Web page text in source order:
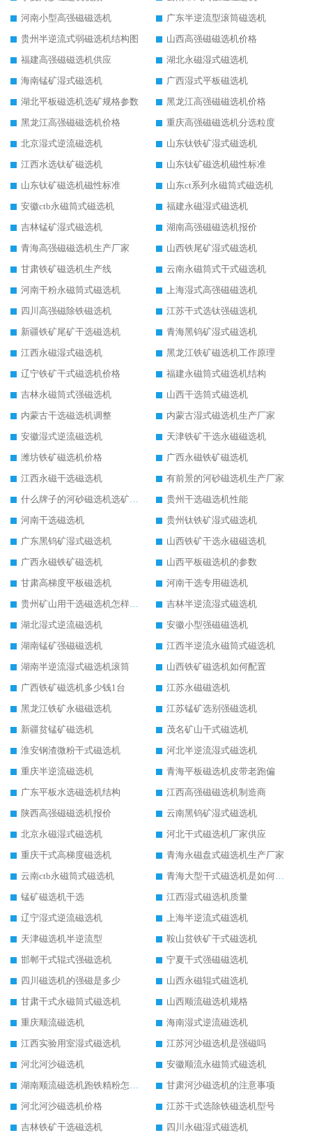
河南小型高强磁磁选机
广东半逆流型滚筒磁选机
贵州半逆流式弱磁选机结构图
山西高强磁磁选机价格
福建高强磁磁选机供应
湖北永磁湿式磁选机
海南锰矿湿式磁选机
广西湿式平板磁选机
湖北平板磁选机选矿规格参数
黑龙江高强磁磁选机价格
黑龙江高强磁磁选机价格
重庆高强磁磁选机分选粒度
北京湿式逆流磁选机
山东钛铁矿湿式磁选机
江西水选钛矿磁选机
山东钛矿磁选机磁性标准
山东钛矿磁选机磁性标准
山东ct系列永磁筒式磁选机
安徽ctb永磁筒式磁选机
福建永磁湿式磁选机
吉林锰矿湿式磁选机
湖南高强磁磁选机报价
青海高强磁磁选机生产厂家
山西铁尾矿湿式磁选机
甘肃铁矿磁选机生产线
云南永磁筒式干式磁选机
河南干粉永磁筒式磁选机
上海湿式高强磁磁选机
四川高强磁除铁磁选机
江苏干式选钛强磁选机
新疆铁矿尾矿干选磁选机
青海黑钨矿湿式磁选机
江西永磁湿式磁选机
黑龙江铁矿磁选机工作原理
辽宁铁矿干式磁选机价格
福建永磁筒式磁选机结构
吉林永磁筒式强磁选机
山西干选筒式磁选机
内蒙古干选磁选机调整
内蒙古湿式磁选机生产厂家
安徽湿式逆流磁选机
天津铁矿干选永磁磁选机
潍坊铁矿磁选机价格
广西永磁铁矿磁选机
江西永磁干选磁选机
有前景的河砂磁选机生产厂家
什么牌子的河砂磁选机选矿效果好
贵州干选磁选机性能
河南干选磁选机
贵州钛铁矿湿式磁选机
广东黑钨矿湿式磁选机
山西铁矿干选永磁磁选机
广西永磁铁矿磁选机
山西平板磁选机的参数
甘肃高梯度平板磁选机
河南干选专用磁选机
贵州矿山用干选磁选机怎样调磁
吉林半逆流湿式磁选机
湖北湿式逆流磁选机
安徽小型强磁磁选机
湖南锰矿强磁磁选机
江西半逆流永磁筒式磁选机
湖南半逆流湿式磁选机滚筒
山西铁矿磁选机如何配置
广西铁矿磁选机多少钱1台
江苏永磁磁选机
黑龙江铁矿永磁磁选机
江苏锰矿选别强磁选机
新疆贫锰矿磁选机
茂名矿山干式磁选机
淮安钢渣微粉干式磁选机
河北半逆流湿式磁选机
重庆半逆流磁选机
青海平板磁选机皮带老跑偏
广东平板水选磁选机结构
江西高强磁磁选机制造商
陕西高强磁磁选机报价
云南黑钨矿湿式磁选机
北京永磁湿式磁选机
河北干式磁选机厂家供应
重庆干式高梯度磁选机
青海永磁盘式磁选机生产厂家
云南ctb永磁筒式磁选机
青海大型干式磁选机是如何选矿的
锰矿磁选机干选
江西湿式磁选机质量
辽宁湿式逆流磁选机
上海半逆流式磁选机
天津磁选机半逆流型
鞍山贫铁矿干式磁选机
邯郸干式辊式强磁选机
宁夏干式强磁磁选机
四川磁选机的强磁是多少
山西永磁辊式磁选机
甘肃干式永磁筒式磁选机
山西顺流磁选机规格
重庆顺流磁选机
海南湿式逆流磁选机
江西实验用室湿式磁选机
江苏河沙磁选机是强磁吗
河北河沙磁选机
安徽顺流永磁筒式磁选机
湖南顺流磁选机跑铁精粉怎么处理
甘肃河沙磁选机的注意事项
河北河沙磁选机价格
江苏干式选除铁磁选机型号
吉林铁矿干选磁选机
四川永磁湿式磁选机